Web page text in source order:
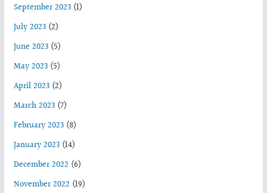
September 2023(1)
July 2023(2)
June 2023(5)
May 2023(5)
April 2023(2)
March 2023(7)
February 2023(8)
January 2023(14)
December 2022 (6)
November 2022 (19)